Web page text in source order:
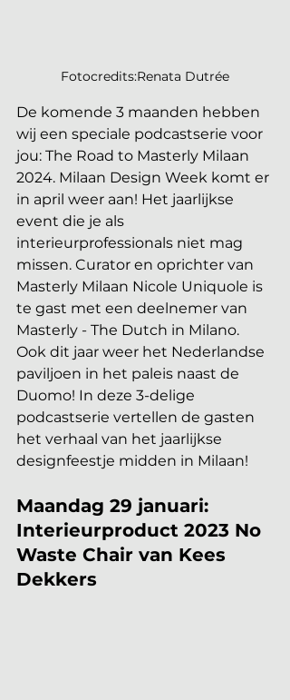
Fotocredits:Renata Dutrée
De komende 3 maanden hebben
wij een speciale podcastserie voor
jou: The Road to Masterly Milaan
2024. Milaan Design Week komt er
in april weer aan! Het jaarlijkse
event die je als
interieurprofessionals niet mag
missen. Curator en oprichter van
Masterly Milaan Nicole Uniquole is
te gast met een deelnemer van
Masterly - The Dutch in Milano.
Ook dit jaar weer het Nederlandse
paviljoen in het paleis naast de
Duomo! In deze 3-delige
podcastserie vertellen de gasten
het verhaal van het jaarlijkse
designfeestje midden in Milaan!
Maandag 29 januari:
Interieurproduct 2023 No
Waste Chair van Kees
Dekkers